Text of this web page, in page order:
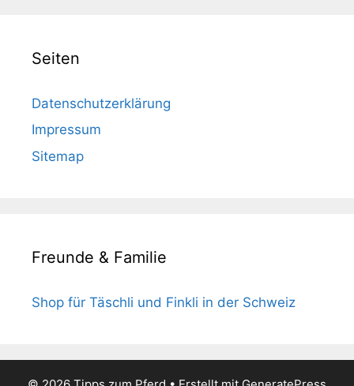
Seiten
Datenschutzerklärung
Impressum
Sitemap
Freunde & Familie
Shop für Täschli und Finkli in der Schweiz